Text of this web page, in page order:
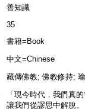
善知識
35
書籍=Book
中文=Chinese
藏傳佛教; 佛教修持;
「現今時代，我們真
讓我們從謬思中解脫